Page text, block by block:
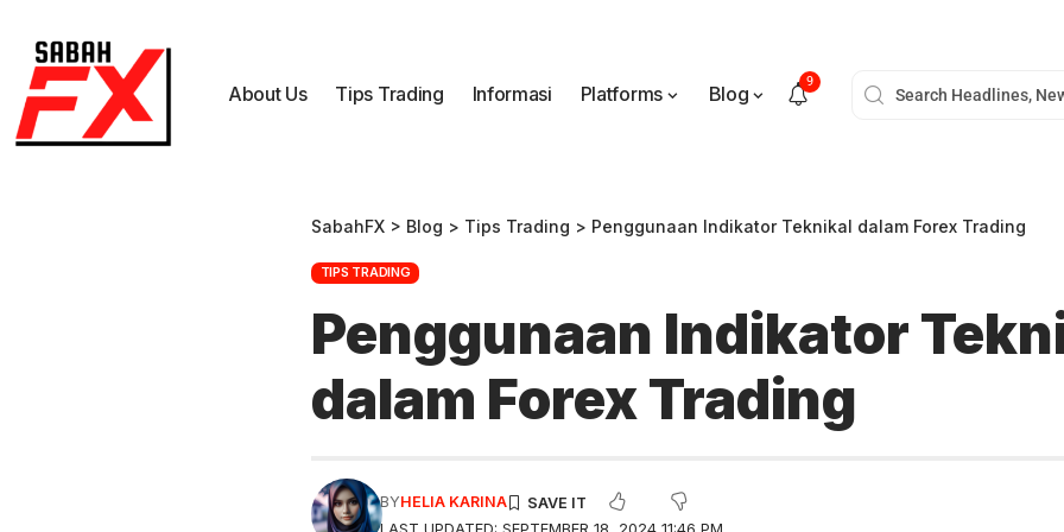
About Us Tips Trading Informasi Platforms Blog
9
SabahFX > Blog > Tips Trading > Penggunaan Indikator Teknikal dalam Forex Trading
TIPS TRADING
Penggunaan Indikator
dalam Forex Trading
BYHELIA KARINA